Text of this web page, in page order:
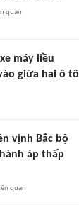
quan
máy liều
giữa hai ô tô
vịnh Bắc bộ
áp thấp
quan